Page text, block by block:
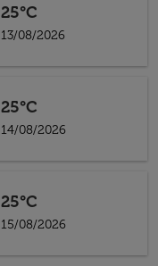
25°C
13/08/2026
25°C
14/08/2026
25°C
15/08/2026